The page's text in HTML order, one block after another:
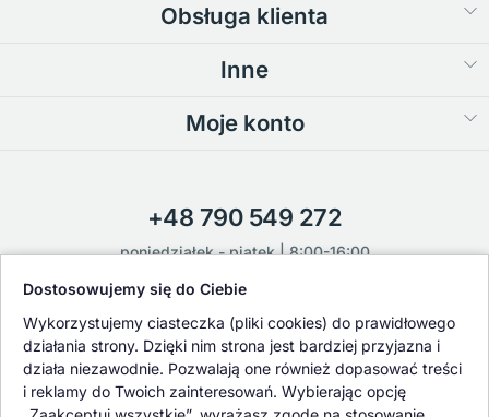
Obsługa klienta
Inne
Moje konto
+48 790 549 272
poniedziałek - piątek | 8:00-16:00
sklep@flower-garden.pl
Oferowane przez nas rośliny i nasiona podlegają regularnej ścisłej
kontroli jakości oraz kontroli zdrowotnej przeprowadzanej przez
Dostosowujemy się do Ciebie
Wykorzystujemy ciasteczka (pliki cookies) do prawidłowego
działania strony. Dzięki nim strona jest bardziej przyjazna i
działa niezawodnie. Pozwalają one również dopasować treści
i reklamy do Twoich zainteresowań. Wybierając opcję